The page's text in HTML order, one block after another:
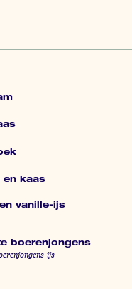
en kaas
vanille-ijs
boerenjongens
ijs